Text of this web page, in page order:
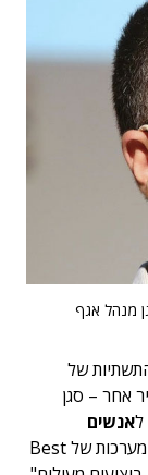
מנהל אגף
של
אחר – סגן
לאנשים
אמר אז דביר: "הקמנו ארכיטקטורת מערכות של Best